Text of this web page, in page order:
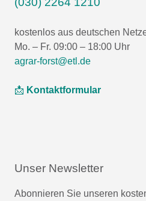
kostenlos aus deutschen
Mo. – Fr. 09:00 – 18:00 Uhr
agrar-forst@etl.de
📩 Kontaktformular
Unser Newsletter
Abonnieren Sie unseren